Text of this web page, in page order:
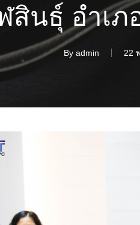
สินธุ์ อำเภ
By admin 22